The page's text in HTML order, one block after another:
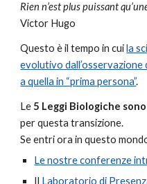
Rien n’est plus puissant
Victor Hugo
Questo è il tempo in cui la
evolutivo dall’osservazione
a quella in “prima persona”.
Le 5 Leggi Biologiche
per questa transizione.
Se entri ora in questo
Le nostre conferenze
Il Laboratorio di